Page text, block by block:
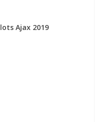
Ajax 2019